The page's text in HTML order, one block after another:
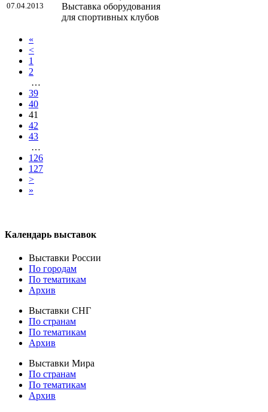
07.04.2013
Выставка оборудования
для спортивных клубов
«
<
1
2
…
39
40
41
42
43
…
126
127
>
»
Календарь выставок
Выставки России
По городам
По тематикам
Архив
Выставки СНГ
По странам
По тематикам
Архив
Выставки Мира
По странам
По тематикам
Архив